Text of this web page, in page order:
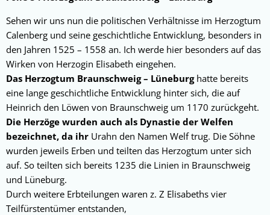
Sehen wir uns nun die politischen Verhältnisse im Herzogtum
Calenberg und seine geschichtliche Entwicklung, besonders in
den Jahren 1525 – 1558 an. Ich werde hier besonders auf das
Wirken von Herzogin Elisabeth eingehen.
Das Herzogtum Braunschweig – Lüneburghatte bereits
eine lange geschichtliche Entwicklung hinter sich, die auf
Heinrich den Löwen von Braunschweig um 1170 zurückgeht.
Die Herzöge wurden auch als Dynastie der Welfen
bezeichnet, da ihr Urahn den Namen Welf trug. Die Söhne
wurden jeweils Erben und teilten das Herzogtum unter sich
auf. So teilten sich bereits 1235 die Linien in Braunschweig
und Lüneburg.
Durch weitere Erbteilungen waren z. Z Elisabeths vier
Teilfürstentümer entstanden,